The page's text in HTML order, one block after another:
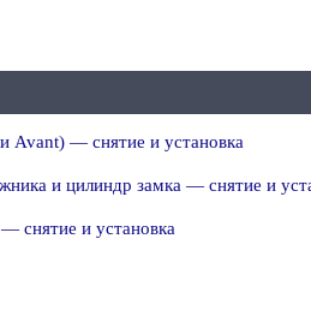
Avant) — снятие и установка
и цилиндр замка — снятие и
снятие и установка